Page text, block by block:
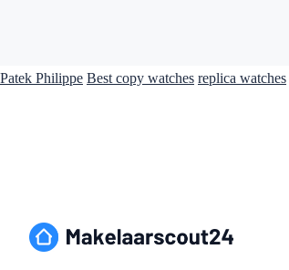
Patek Philippe Best copy watches replica watches